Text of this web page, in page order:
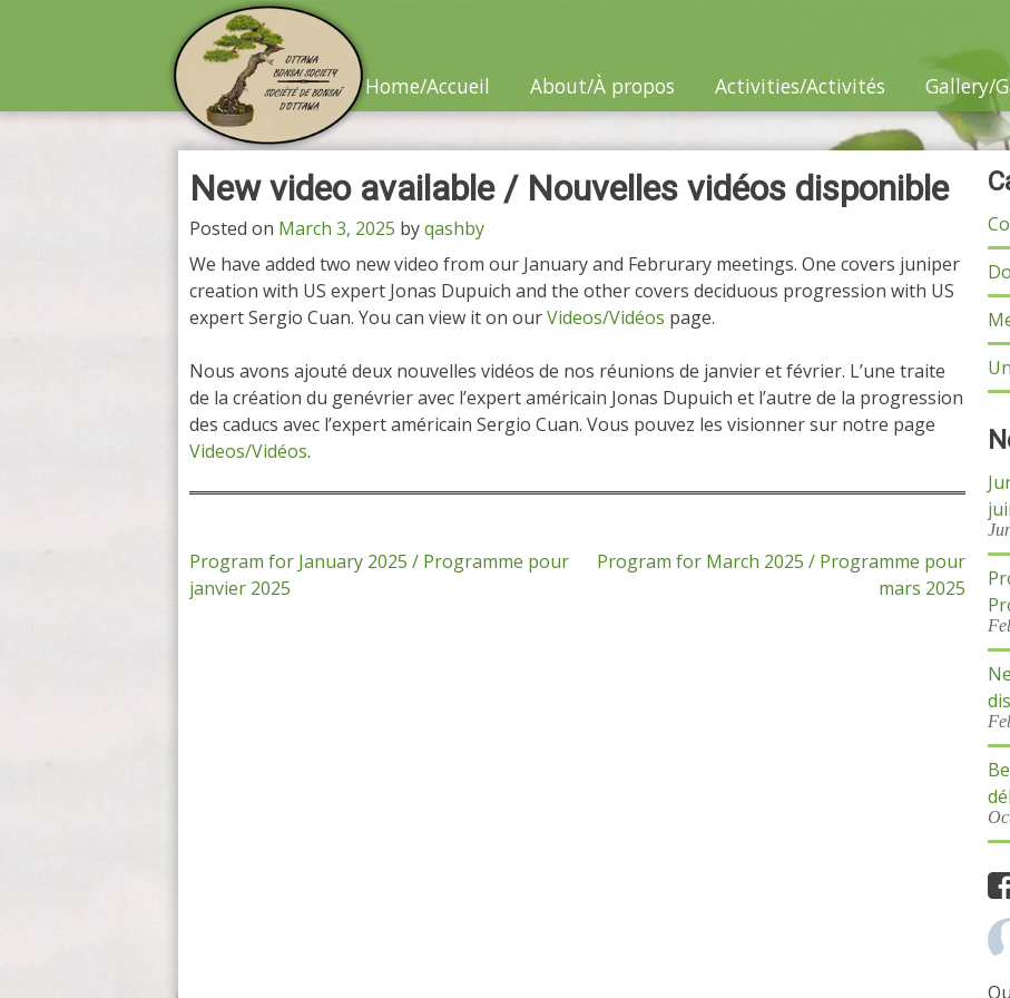
Home/Accueil About/À propos Activities/Activités Gallery/
New video available / Nouvelles vidéos disponible
Posted on March 3, 2025 byqashby
We have added two new video from our January and Februrary meetings. One covers juniper
creation with US expert Jonas Dupuich and the other covers deciduous progression with US
expert Sergio Cuan. You can view it on ourVideos/Vidéos page.
Nous avons ajouté deux nouvelles vidéos de nos réunions de janvier et février. L’une traite
de la création du genévrier avec l’expert américain Jonas Dupuich et l’autre de la progression
des caducs avec l’expert américain Sergio Cuan. Vous pouvez les visionner sur notre page
Videos/Vidéos.
Post
navigation
Program for January 2025 / Programme pour
janvier 2025
Program for March 2025 / Programme pour
mars 2025